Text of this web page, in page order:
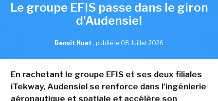
Le groupe EFIS passe dans le giron
d'Audensiel
Benoît Huet , publié le 08 Juillet 2026
En rachetant le groupe EFIS et ses deux filiales
iTekway, Audensiel se renforce dans l'ingénierie
aéronautique et spatiale et accélère son